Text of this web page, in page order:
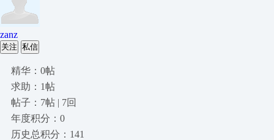
zanz
关注 私信
精华：0帖
求助：1帖
帖子：7帖 | 7回
年度积分：0
历史总积分：141